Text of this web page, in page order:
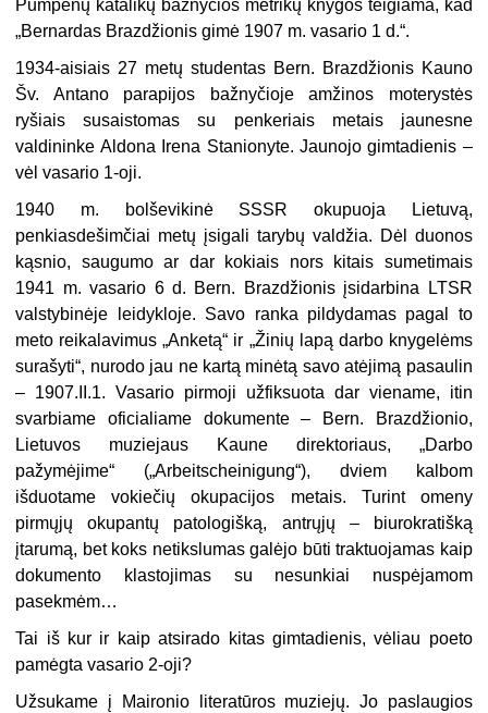
Pumpėnų katalikų bažnyčios metrikų knygos teigiama, kad
„Bernardas Brazdžionis gimė 1907 m. vasario 1 d.“.
1934-aisiais 27 metų studentas Bern. Brazdžionis Kauno
Šv. Antano parapijos bažnyčioje amžinos moterystės
ryšiais susaistomas su penkeriais metais jaunesne
valdininke Aldona Irena Stanionyte. Jaunojo gimtadienis –
vėl vasario 1-oji.
1940 m. bolševikinė SSSR okupuoja Lietuvą,
penkiasdešimčiai metų įsigali tarybų valdžia. Dėl duonos
kąsnio, saugumo ar dar kokiais nors kitais sumetimais
1941 m. vasario 6 d. Bern. Brazdžionis įsidarbina LTSR
valstybinėje leidykloje. Savo ranka pildydamas pagal to
meto reikalavimus „Anketą“ ir „Žinių lapą darbo knygelėms
surašyti“, nurodo jau ne kartą minėtą savo atėjimą pasaulin
– 1907.II.1. Vasario pirmoji užfiksuota dar viename, itin
svarbiame oficialiame dokumente – Bern. Brazdžionio,
Lietuvos muziejaus Kaune direktoriaus, „Darbo
pažymėjime“ („Arbeitscheinigung“), dviem kalbom
išduotame vokiečių okupacijos metais. Turint omeny
pirmųjų okupantų patologišką, antrųjų – biurokratišką
įtarumą, bet koks netikslumas galėjo būti traktuojamas kaip
dokumento klastojimas su nesunkiai nuspėjamom
pasekmėm…
Tai iš kur ir kaip atsirado kitas gimtadienis, vėliau poeto
pamėgta vasario 2-oji?
Užsukame į Maironio literatūros muziejų. Jo paslaugios